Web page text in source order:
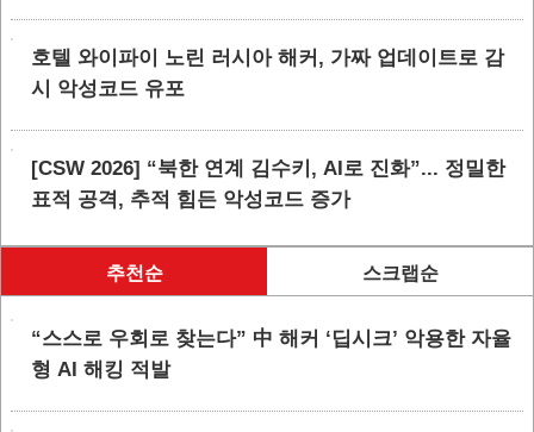
호텔 와이파이 노린 러시아 해커, 가짜 업데이트로 감
시 악성코드 유포
[CSW 2026] “북한 연계 김수키, AI로 진화”... 정밀한
표적 공격, 추적 힘든 악성코드 증가
추천순 스크랩순
“스스로 우회로 찾는다” 中 해커 ‘딥시크’ 악용한 자율
형 AI 해킹 적발